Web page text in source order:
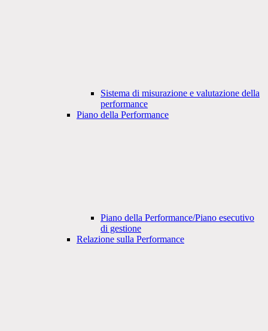
Sistema di misurazione e valutazione della
performance
Piano della Performance
Piano della Performance/Piano esecutivo
di gestione
Relazione sulla Performance